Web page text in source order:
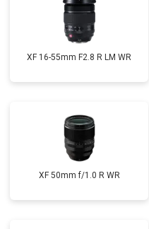
XF 16-55mm F2.8 R LM WR
XF 50mm f/1.0 R WR